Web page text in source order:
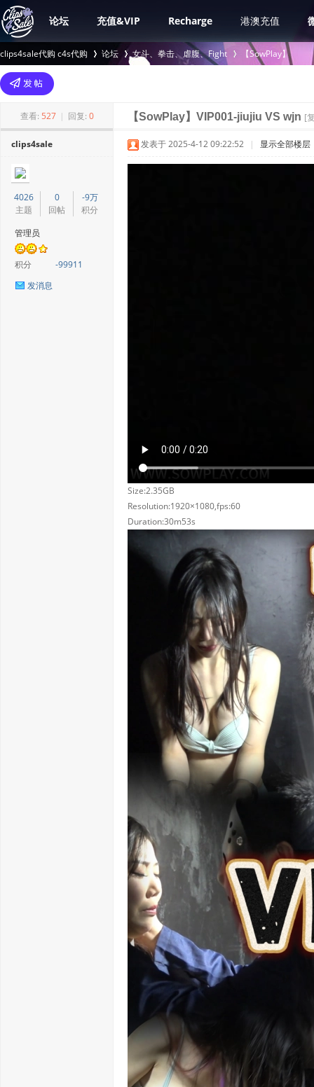
论坛 充值&VIP Recharge 港澳充值
clips4sale代购 c4s代购
>
论坛 女斗、拳击、虐腹、Fight
›
【SowPlay】
查看: 527 | 回复: 0 【SowPlay】VIP001-jiujiu VS wjn [
clips4sale
4026
主题
0
回帖
-9万
积分
管理员
积分
-99911
发消息
发表于 2025-4-12 09:22:52 | 显示全部楼层
Size:2.35GB
Resolution:1920×1080,fps:60
Duration:30m53s